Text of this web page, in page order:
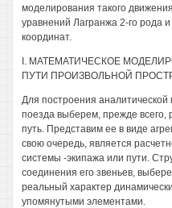
моделирования такого
уравнений Лагранжа 2-го рода
координат.
I. МАТЕМАТИЧЕСКОЕ
ПУТИ ПРОИЗВОЛЬНОЙ
Для построения
поезда выберем, прежде всего,
путь. Представим ее в виде
свою очередь, является
системы -экипажа или пути.
соединения его звеньев,
реальный характер
упомянутыми элементами.